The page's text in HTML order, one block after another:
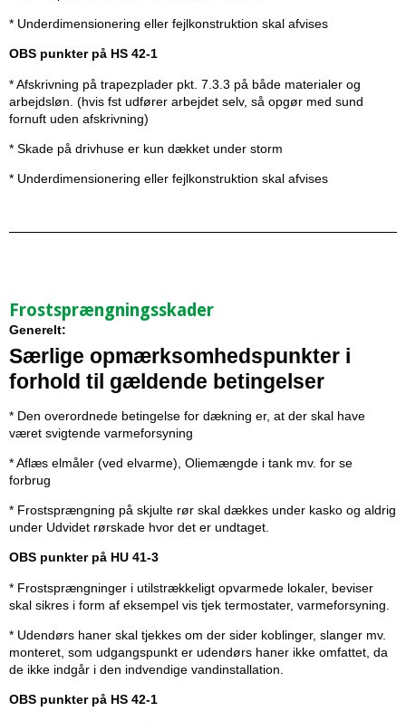
* Underdimensionering eller fejlkonstruktion skal afvises
OBS punkter på HS 42-1
* Afskrivning på trapezplader pkt. 7.3.3 på både materialer og
arbejdsløn. (hvis fst udfører arbejdet selv, så opgør med sund
fornuft uden afskrivning)
* Skade på drivhuse er kun dækket under storm
* Underdimensionering eller fejlkonstruktion skal afvises
Frostsprængningsskader
Generelt:
Særlige opmærksomhedspunkter i
forhold til gældende betingelser
* Den overordnede betingelse for dækning er, at der skal have
været svigtende varmeforsyning
* Aflæs elmåler (ved elvarme), Oliemængde i tank mv. for se
forbrug
* Frostsprængning på skjulte rør skal dækkes under kasko og aldrig
under Udvidet rørskade hvor det er undtaget.
OBS punkter på HU 41-3
* Frostsprængninger i utilstrækkeligt opvarmede lokaler, beviser
skal sikres i form af eksempel vis tjek termostater, varmeforsyning.
* Udendørs haner skal tjekkes om der sider koblinger, slanger mv.
monteret, som udgangspunkt er udendørs haner ikke omfattet, da
de ikke indgår i den indvendige vandinstallation.
OBS punkter på HS 42-1